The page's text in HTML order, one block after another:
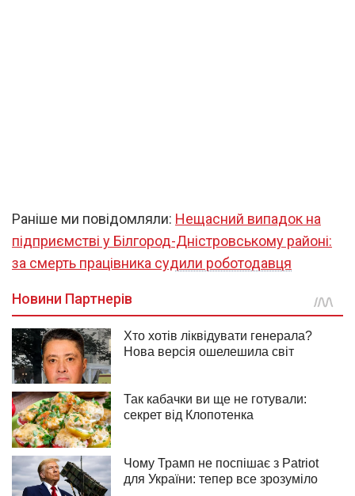
Раніше ми повідомляли: Нещасний випадок на
підприємстві у Білгород-Дністровському районі:
за смерть працівника судили роботодавця